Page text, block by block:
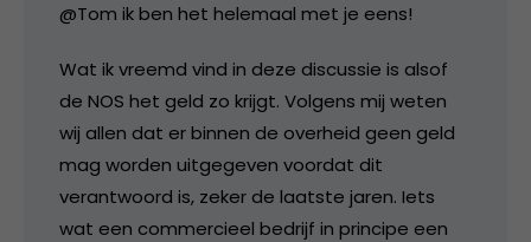
@Tom ik ben het helemaal met je eens!
Wat ik vreemd vind in deze discussie is alsof
de NOS het geld zo krijgt. Volgens mij weten
wij allen dat er binnen de overheid geen geld
mag worden uitgegeven voordat dit
verantwoord is, zeker de laatste jaren. Iets
wat een commercieel bedrijf in principe een